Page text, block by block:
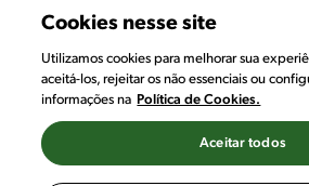
CONVERSE
TIRE AS SUAS
Cookies nesse site
Utilizamos cookies para melhorar sua
aceitá-los, rejeitar os não essenciais ou
informações na Política de Cookies.
Aceitar todos